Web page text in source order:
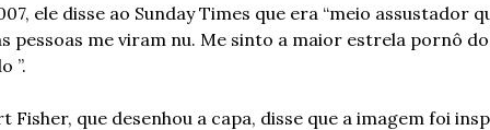
ele disse ao Sunday Times que era “meio assustador
pessoas me viram nu. Me sinto a maior estrela pornô do
”.
Fisher, que desenhou a capa, disse que a imagem foi